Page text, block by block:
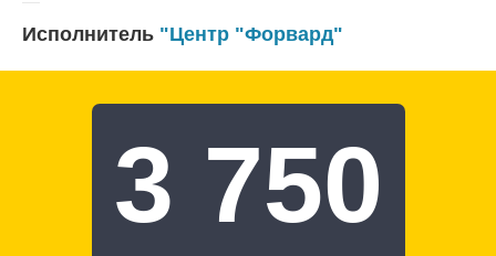
Исполнитель "Центр "Форвард"
3 750